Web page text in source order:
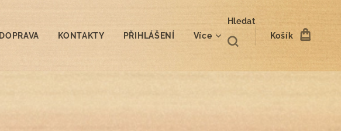
DOPRAVA KONTAKTY PŘIHLÁŠENÍ Více
Hledat
Košík